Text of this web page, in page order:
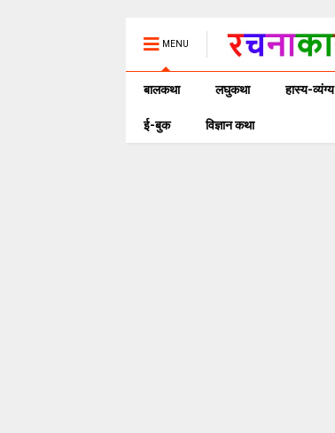
MENU
बालकथा लघुकथा हास्य-व्यंग्य
ई-बुक विज्ञान कथा